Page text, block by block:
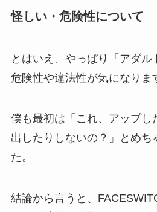
怪しい・危険性について
とはいえ、やっぱり「アダル
危険性や違法性が気になりま
僕も最初は「これ、アップし
出したりしないの？」とめち
た。
結論から言うと、